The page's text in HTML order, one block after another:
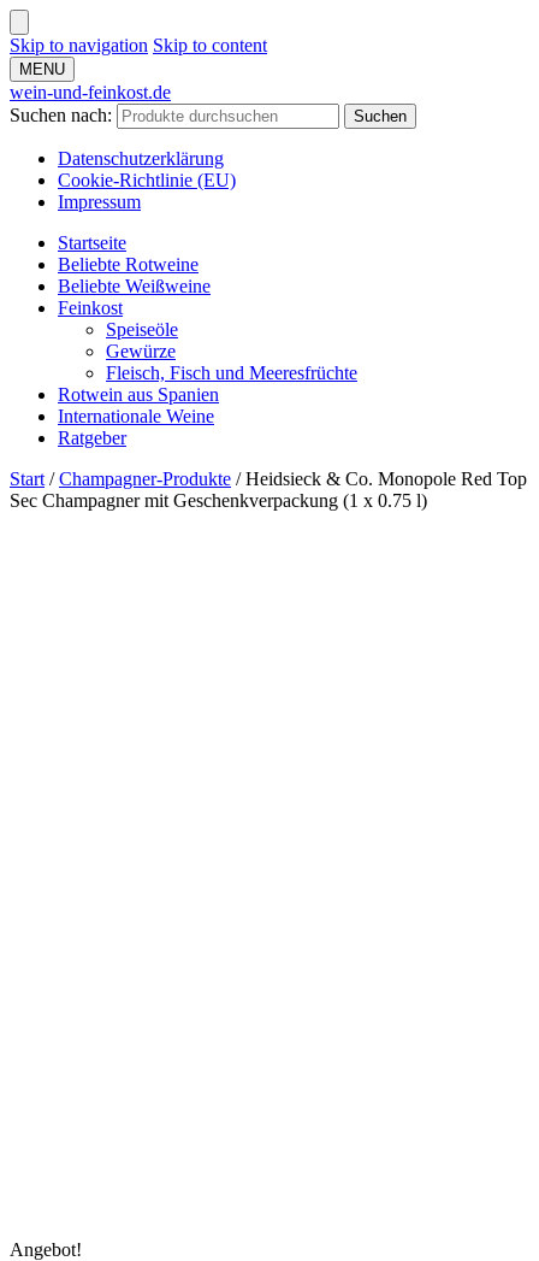
Skip to navigation Skip to content
MENU
wein-und-feinkost.de
Suchen nach:
Suchen
Datenschutzerklärung
Cookie-Richtlinie (EU)
Impressum
Startseite
Beliebte Rotweine
Beliebte Weißweine
Feinkost
Speiseöle
Gewürze
Fleisch, Fisch und Meeresfrüchte
Rotwein aus Spanien
Internationale Weine
Ratgeber
Start /Champagner-Produkte /Heidsieck & Co. Monopole Red Top
Sec Champagner mit Geschenkverpackung (1 x 0.75 l)
Angebot!